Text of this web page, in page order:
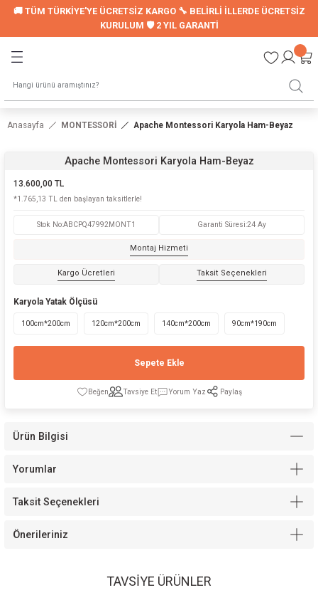
🚚 TÜM TÜRKİYE'YE ÜCRETSİZ KARGO 🔧 BELİRLİ İLLERDE ÜCRETSİZ
KURULUM 🛡️ 2 YIL GARANTİ
Geri Dön
Genç Nevresim Seti
Geri Dön
Anasayfa MONTESSORİ Apache Montessori Karyola Ham-Beyaz
Apache Montessori Karyola Ham-Beyaz
13.600,00 TL
*1.765,13 TL den başlayan taksitlerle!
Stok No:ABCPQ47992MONT1 Garanti Süresi:24 Ay
Montaj Hizmeti
Kargo Ücretleri Taksit Seçenekleri
Karyola Yatak Ölçüsü
100cm*200cm 120cm*200cm 140cm*200cm 90cm*190cm
Sepete Ekle
Tavsiye Et Yorum Yaz Paylaş
Ürün Bilgisi
Yorumlar
Taksit Seçenekleri
Önerileriniz
TAVSİYE ÜRÜNLER